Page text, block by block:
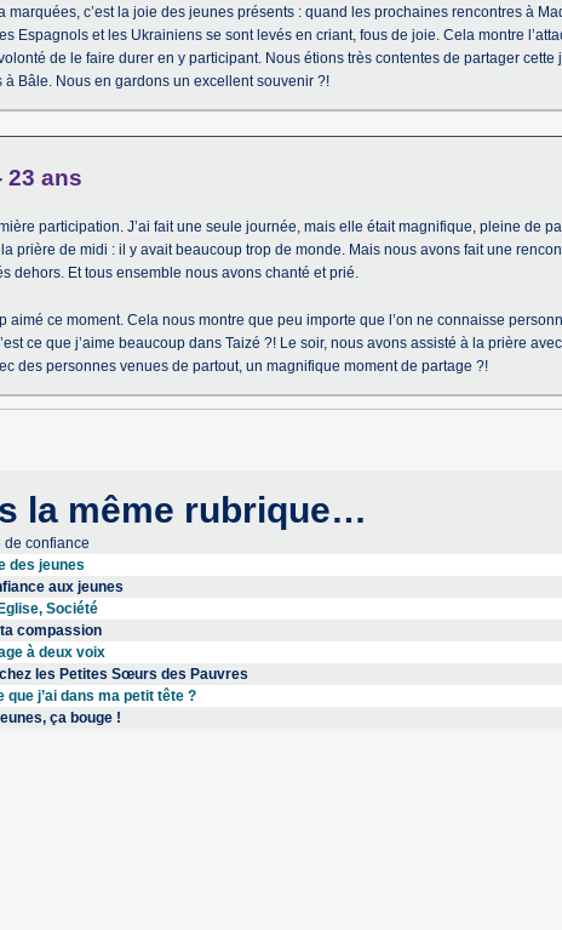
marquées, c’est la joie des jeunes présents : quand les prochaines rencontres à
Espagnols et les Ukrainiens se sont levés en criant, fous de joie. Cela montre
de le faire durer en y participant. Nous étions très contentes de partager
à Bâle. Nous en gardons un excellent souvenir ?!
23 ans
participation. J’ai fait une seule journée, mais elle était magnifique, pleine de
prière de midi : il y avait beaucoup trop de monde. Mais nous avons fait une
dehors. Et tous ensemble nous avons chanté et prié.
aimé ce moment. Cela nous montre que peu importe que l’on ne connaisse
ce que j’aime beaucoup dans Taizé ?! Le soir, nous avons assisté à la prière
des personnes venues de partout, un magnifique moment de partage ?!
la même rubrique…
de confiance
des jeunes
aux jeunes
Société
compassion
à deux voix
les Petites Sœurs des Pauvres
que j’ai dans ma petit tête ?
ça bouge !